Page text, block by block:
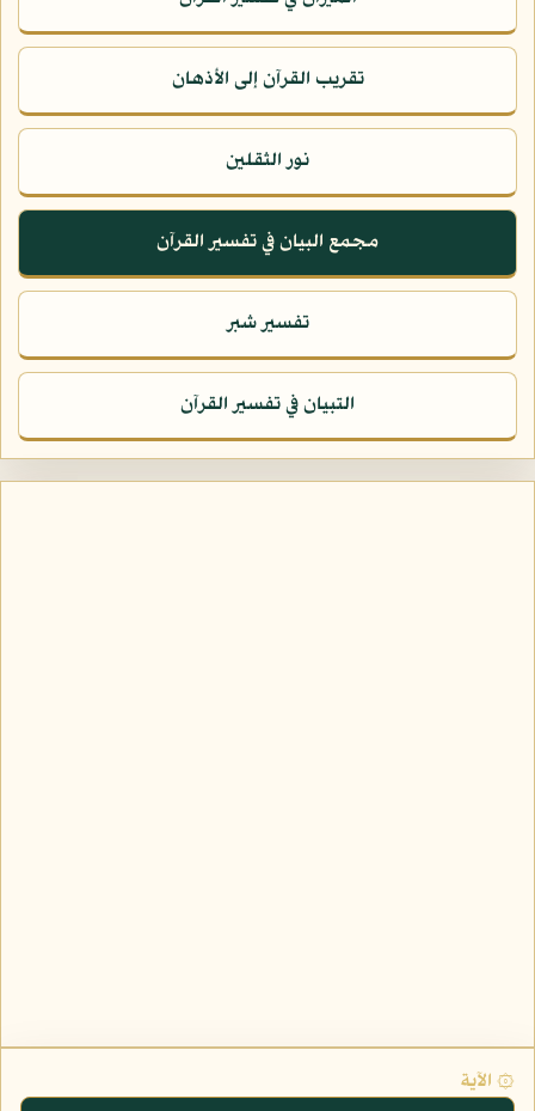
تقريب القرآن إلى الأذهان
نور الثقلين
مجمع البيان في تفسير القرآن
تفسير شبر
التبيان في تفسير القرآن
۞ الآية